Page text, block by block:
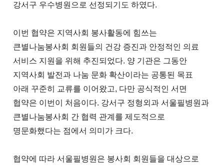
강서구 우수병원으로 선정되기도 하였다.
이번 협약은 지역사회 봉사활동에 힘쓰는
큰별나눔봉사회 회원들의 건강 증진과 안정적인 의료
서비스 지원을 위해 추진되었다. 양 기관은 그동안
지역사회 발전과 나눔 문화 확산이라는 공통된 목표
아래 꾸준히 교류를 이어왔고, 다만 공식적인 서면
협약은 이번이 처음이다. 강서구 정형외과 서울필병원과
큰별나눔봉사회 간 협력 관계를 제도적으로
명문화했다는 점에서 의미가 크다.
협약에 따라 서울필병원은 봉사회 회원들을 대상으로